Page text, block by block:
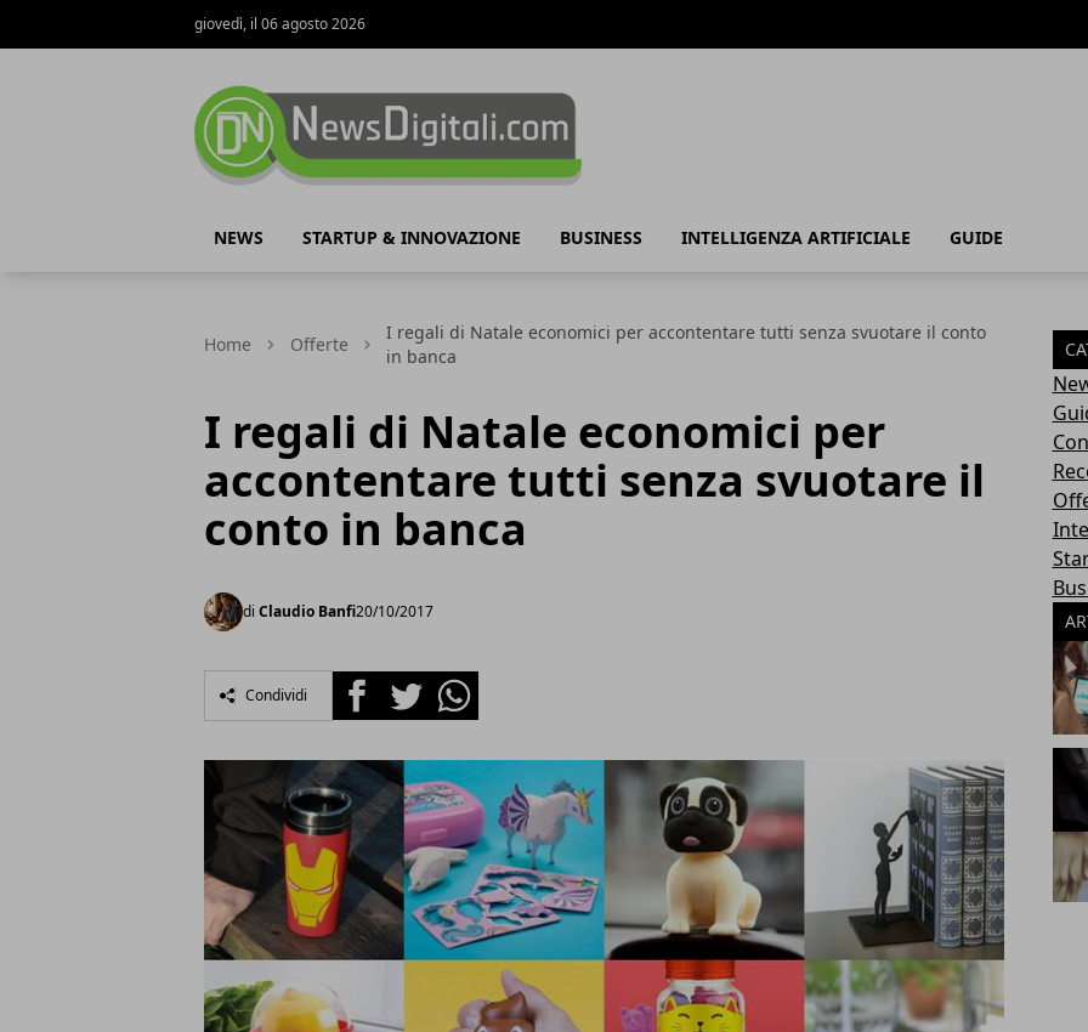
giovedì, il 06 agosto 2026
NEWS STARTUP & INNOVAZIONE BUSINESS INTELLIGENZA ARTIFICIALE GUIDE
Home Offerte
I regali di Natale economici per accontentare tutti senza svuotare il conto
in banca
I regali di Natale economici per
accontentare tutti senza svuotare il
conto in banca
di Claudio Banfi20/10/2017
Condividi FacebookTwitterWhatsapp